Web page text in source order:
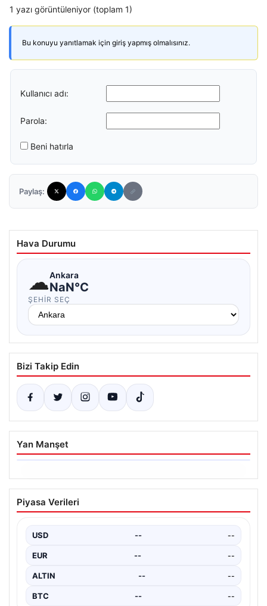
1 yazı görüntüleniyor (toplam 1)
Bu konuyu yanıtlamak için giriş yapmış olmalısınız.
Kullanıcı adı:
Parola:
Beni hatırla
Paylaş:
Hava Durumu
☁Ankara
NaN°C
ŞEHIR SEÇ
Bizi Takip Edin
Yan Manşet
06.08.2026
Ertuğrul Özkök ifade verdi. “Aklımın
ucundan bile geçmez”
Piyasa Verileri
USD -- --
EUR -- --
ALTIN -- --
BTC -- --